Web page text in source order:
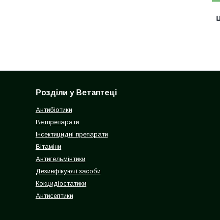
Розділи у Ветаптеці
Антибіотики
Ветпрепарати
Інсектицидні препарати
Вітаміни
Антигельмінтики
Дезинфікуючі засоби
Кокцидіостатики
Антисептики